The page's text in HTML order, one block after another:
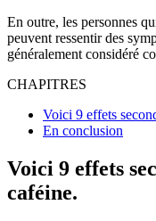
En outre, les personnes
peuvent ressentir des
généralement considéré
CHAPITRES
Voici 9 effets
En conclusion
Voici 9 effets
caféine.